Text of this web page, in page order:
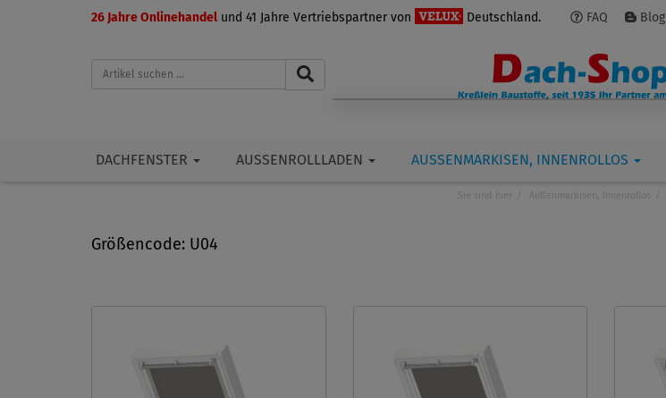
26 Jahre Onlinehandel und 41 Jahre Vertriebspartner von Deutschland. FAQ Blog
DACHFENSTER AUSSENROLLLADEN AUSSENMARKISEN, INNENROLLOS
Sie sind hier Außenmarkisen, Innenrollos
Größencode: U04